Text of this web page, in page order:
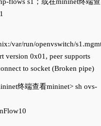
var/run/openvswitch/
version 0x01, peer supports
to socket (Broken pipe)
终端查看mininet> sh ovs-